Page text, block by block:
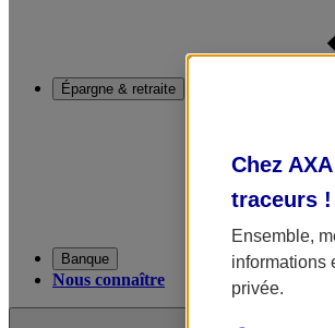
Épargne & retraite
Banque
Nous connaître
Chez
traceurs !
Ensemble,
informations
privée.